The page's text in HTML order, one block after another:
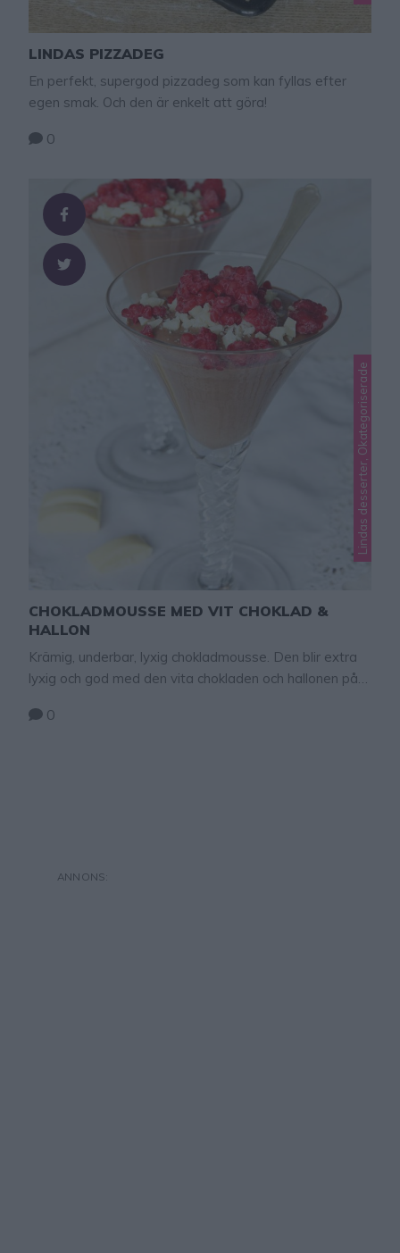
LINDAS PIZZADEG
En perfekt, supergod pizzadeg som kan fyllas efter
egen smak. Och den är enkelt att göra!
0
Lindas desserter, Okategoriserade
CHOKLADMOUSSE MED VIT CHOKLAD &
HALLON
Krämig, underbar, lyxig chokladmousse. Den blir extra
lyxig och god med den vita chokladen och hallonen på
0